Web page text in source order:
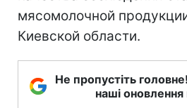
мясомолочной
Киевской области.
Не пропустіть
наші